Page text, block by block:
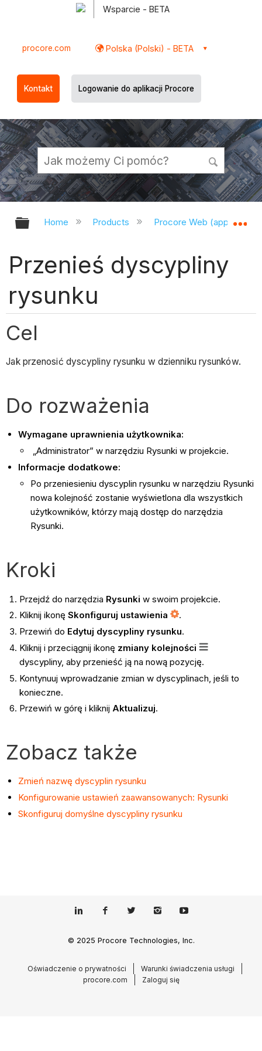
Wsparcie - BETA
procore.com Polska (Polski) - BETA
Kontakt Logowanie do aplikacji Procore
Expand/collapse global hierarchy
Home Products Procore Web
Przenieś dyscypliny
rysunku
Cel
Jak przenosić dyscypliny rysunku w dzienniku rysunków.
Do rozważenia
Wymagane uprawnienia użytkownika:
„Administrator” w narzędziu Rysunki w projekcie.
Informacje dodatkowe:
Po przeniesieniu dyscyplin rysunku w narzędziu Rysunki
nowa kolejność zostanie wyświetlona dla wszystkich
użytkowników, którzy mają dostęp do narzędzia
Rysunki.
Kroki
Przejdź do narzędzia Rysunki w swoim projekcie.
Kliknij ikonę Skonfiguruj ustawienia
.
Przewiń do Edytuj dyscypliny rysunku.
Kliknij i przeciągnij ikonę zmiany kolejności
dyscypliny, aby przenieść ją na nową pozycję.
Kontynuuj wprowadzanie zmian w dyscyplinach, jeśli to
konieczne.
Przewiń w górę i kliknij Aktualizuj.
Zobacz także
Zmień nazwę dyscyplin rysunku
Konfigurowanie ustawień zaawansowanych: Rysunki
Skonfiguruj domyślne dyscypliny rysunku
© 2025 Procore Technologies, Inc.
Oświadczenie o prywatności
Warunki świadczenia usługi
procore.com
Zaloguj się